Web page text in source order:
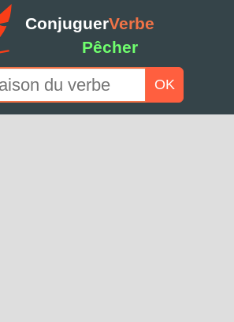
ConjuguerVerbe
Pêcher
OK